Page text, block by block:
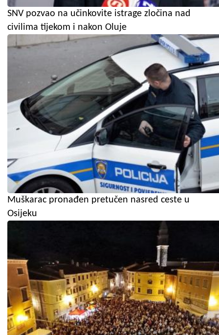
SNV pozvao na učinkovite istrage zločina nad
civilima tijekom i nakon Oluje
Muškarac pronađen pretučen nasred ceste u
Osijeku